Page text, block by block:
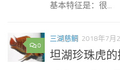
基本特征是：很...
0
三湖慈鲷 2018年7月
坦湖珍珠虎